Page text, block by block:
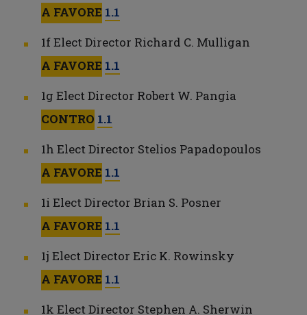
A FAVORE 1.1
1f Elect Director Richard C. Mulligan
A FAVORE 1.1
1g Elect Director Robert W. Pangia
CONTRO 1.1
1h Elect Director Stelios Papadopoulos
A FAVORE 1.1
1i Elect Director Brian S. Posner
A FAVORE 1.1
1j Elect Director Eric K. Rowinsky
A FAVORE 1.1
1k Elect Director Stephen A. Sherwin